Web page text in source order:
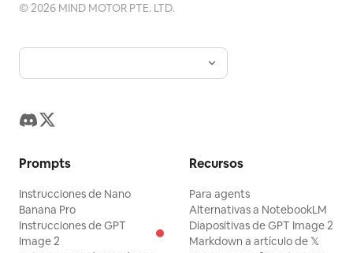
©2026 MIND MOTOR PTE. LTD.
Prompts
Instrucciones de Nano
Banana Pro
Instrucciones de GPT
Image 2
Recursos
Para agents
Alternativas a NotebookLM
Diapositivas de GPT Image 2
Markdown a artículo de 𝕏